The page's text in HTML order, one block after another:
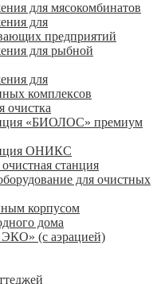
для мясокомбинатов
для
предприятий
для рыбной
для
комплексов
очистка
«БИОЛОС» премиум
ОНИКС
станция
для очистных
корпусом
дома
(с аэрацией)